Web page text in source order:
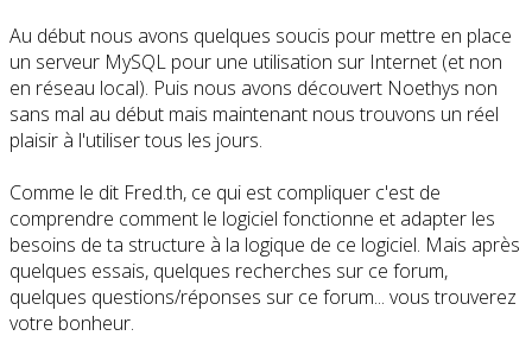
Au début nous avons quelques soucis pour mettre en place
un serveur MySQL pour une utilisation sur Internet (et non
en réseau local). Puis nous avons découvert Noethys non
sans mal au début mais maintenant nous trouvons un réel
plaisir à l'utiliser tous les jours.
Comme le dit Fred.th, ce qui est compliquer c'est de
comprendre comment le logiciel fonctionne et adapter les
besoins de ta structure à la logique de ce logiciel. Mais après
quelques essais, quelques recherches sur ce forum,
quelques questions/réponses sur ce forum... vous trouverez
votre bonheur.